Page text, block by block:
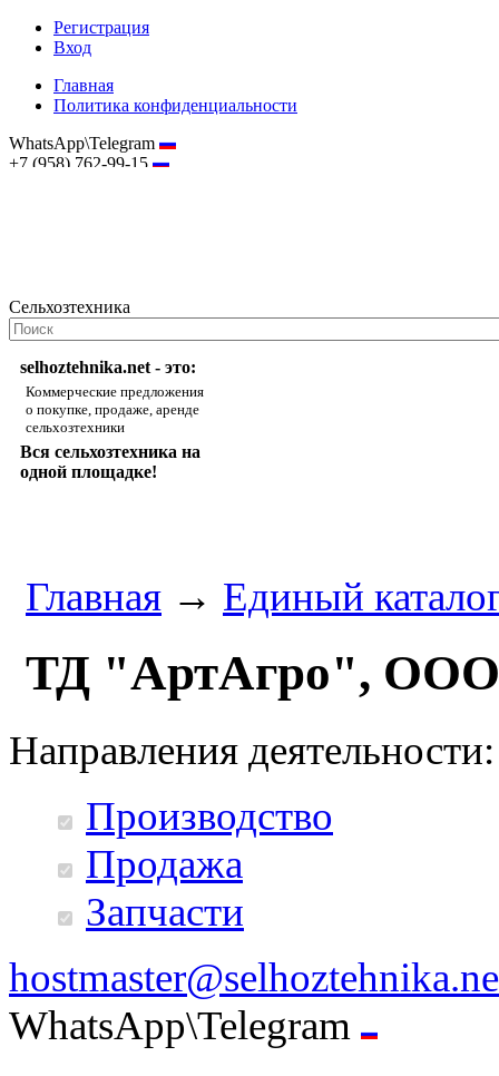
Регистрация
Вход
Главная
Политика конфиденциальности
WhatsApp\Telegram
+7 (958) 762-99-15
Сельхозтехника
selhoztehnika.net - это:
Коммерческие предложения
о покупке, продаже, аренде
сельхозтехники
Вся сельхозтехника на
одной площадке!
Главная → Единый
ТД "АртАгро", ООО
Направления деятельности:
Производство
Продажа
Запчасти
WhatsApp\Telegram